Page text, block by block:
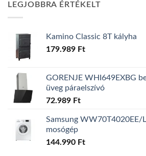
157.990 Ft.
LEGJOBBRA ÉRTÉKELT
Kamino Classic 8T kályha
179.989 Ft
GORENJE WHI649EXBG
üveg páraelszívó
72.989 Ft
Samsung WW70T4020EE/
mosógép
144.990 Ft